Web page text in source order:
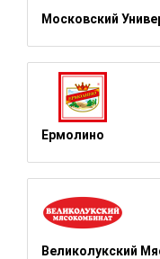
Московский
Ермолино
Великолукский